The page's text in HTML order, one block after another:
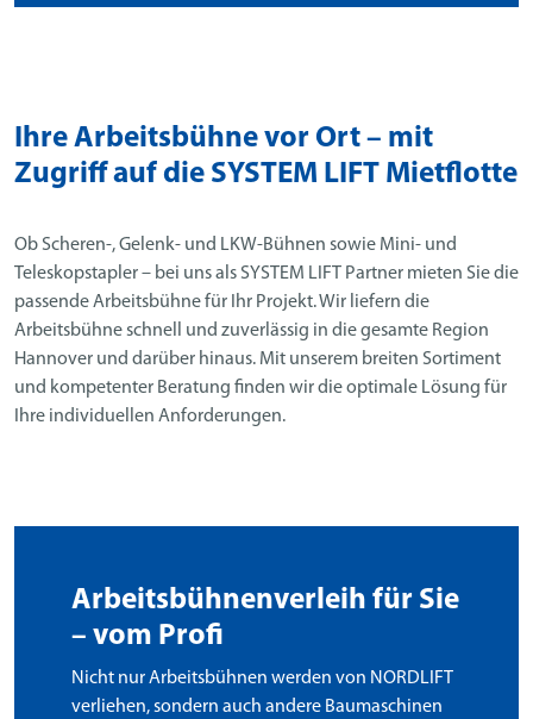
Ihre Arbeitsbühne vor Ort – mit
Zugriff auf die SYSTEM LIFT Mietflotte
Ob Scheren-, Gelenk- und LKW-Bühnen sowie Mini- und
Teleskopstapler – bei uns als SYSTEM LIFT Partner mieten Sie die
passende Arbeitsbühne für Ihr Projekt. Wir liefern die
Arbeitsbühne schnell und zuverlässig in die gesamte Region
Hannover und darüber hinaus. Mit unserem breiten Sortiment
und kompetenter Beratung finden wir die optimale Lösung für
Ihre individuellen Anforderungen.
Arbeitsbühnenverleih für Sie
– vom Profi
Nicht nur Arbeitsbühnen werden von NORDLIFT
verliehen, sondern auch andere Baumaschinen